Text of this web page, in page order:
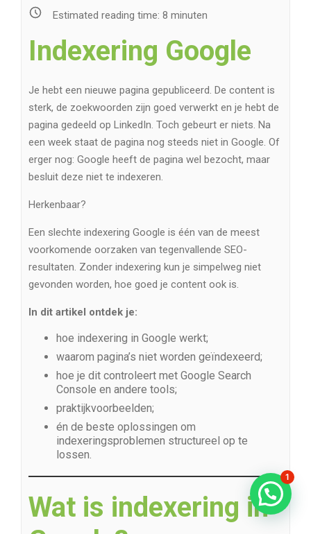
Estimated reading time: 8 minuten
Indexering Google
Je hebt een nieuwe pagina gepubliceerd. De content is
sterk, de zoekwoorden zijn goed verwerkt en je hebt de
pagina gedeeld op LinkedIn. Toch gebeurt er niets. Na
een week staat de pagina nog steeds niet in Google. Of
erger nog: Google heeft de pagina wel bezocht, maar
besluit deze niet te indexeren.
Herkenbaar?
Een slechte indexering Google is één van de meest
voorkomende oorzaken van tegenvallende SEO-
resultaten. Zonder indexering kun je simpelweg niet
gevonden worden, hoe goed je content ook is.
In dit artikel ontdek je:
hoe indexering in Google werkt;
waarom pagina’s niet worden geïndexeerd;
hoe je dit controleert met Google Search
Console en andere tools;
praktijkvoorbeelden;
én de beste oplossingen om
indexeringsproblemen structureel op te
lossen.
Wat is indexering in
1